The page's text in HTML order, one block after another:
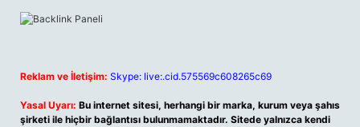
Reklam ve İletişim: Skype: live:.cid.575569c608265c69
Yasal Uyarı: Bu internet sitesi, herhangi bir marka, kurum veya şahıs
şirketi ile hiçbir bağlantısı bulunmamaktadır. Sitede yalnızca kendi